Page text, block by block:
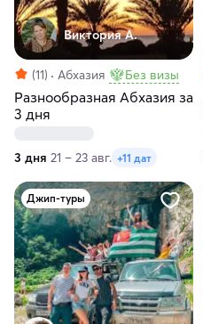
Виктория А.
(11) Абхазия Без визы
Разнообразная Абхазия за
3 дня
3 дня 21 – 23 авг. +11 дат
Джип-туры